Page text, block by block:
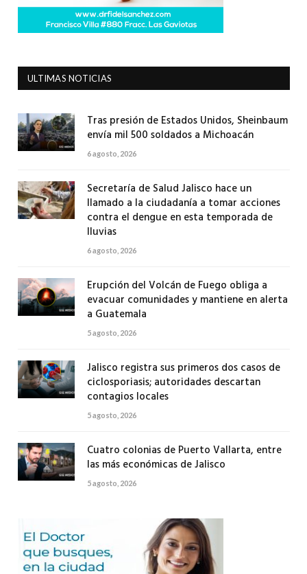
ULTIMAS NOTICIAS
Tras presión de Estados Unidos, Sheinbaum
envía mil 500 soldados a Michoacán
6 agosto, 2026
Secretaría de Salud Jalisco hace un
llamado a la ciudadanía a tomar acciones
contra el dengue en esta temporada de
lluvias
6 agosto, 2026
Erupción del Volcán de Fuego obliga a
evacuar comunidades y mantiene en alerta
a Guatemala
5 agosto, 2026
Jalisco registra sus primeros dos casos de
ciclosporiasis; autoridades descartan
contagios locales
5 agosto, 2026
Cuatro colonias de Puerto Vallarta, entre
las más económicas de Jalisco
5 agosto, 2026